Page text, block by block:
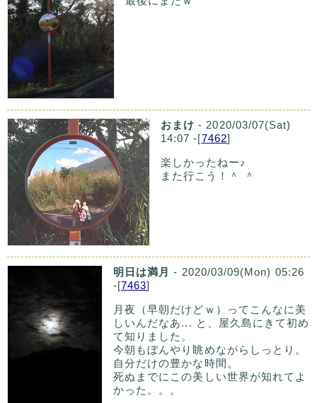
おまけ - 2020/03/07(Sat)
14:07 -[7462]
楽しかったねー♪
また行こう！＾ ＾
明日は満月 - 2020/03/09(Mon) 05:26
-[7463]
月夜（早朝だけどｗ）ってこんなに美
しいんだなあ... と、屋久島にきて初め
て知りました。
今朝もぼんやり眺めながらしっとり。
自分だけの豊かな時間。
死ぬまでにこの美しい世界が知れてよ
かった。。。